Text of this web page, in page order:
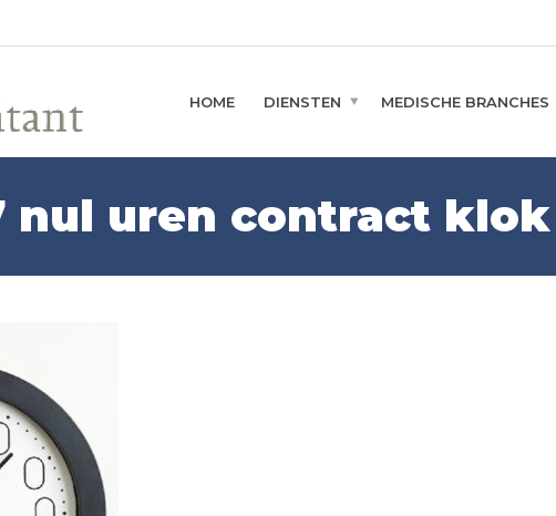
HOME DIENSTEN MEDISCHE BRANCHES
nul uren contract klok